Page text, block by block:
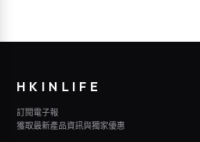
HKINLIFE
訂閱電子報
獲取最新產品資訊與獨家優惠